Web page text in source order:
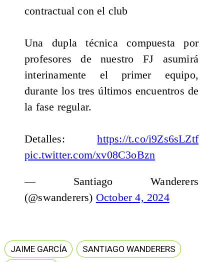
contractual con el club
Una dupla técnica compuesta por
profesores de nuestro FJ asumirá
interinamente el primer equipo,
durante los tres últimos encuentros de
la fase regular.
Detalles:https://t.co/i9Zs6sLZtf
pic.twitter.com/xv08C3oBzn
— Santiago Wanderers
(@swanderers) October 4, 2024
JAIME GARCÍA
SANTIAGO WANDERERS